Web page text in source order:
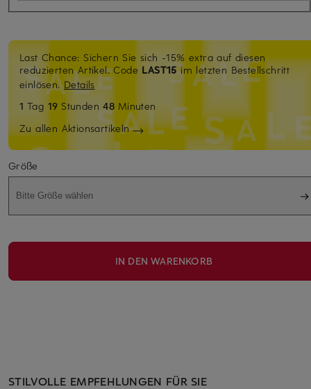
Last Chance: Sichern Sie sich -15% extra auf diesen
reduzierten Artikel. Code LAST15im letzten Bestellschritt
einlösen.Details
1 Tag 19 Stunden48 Minuten
Zu allen Aktionsartikeln
Größe
Bitte Größe wählen
IN DEN WARENKORB
STILVOLLE EMPFEHLUNGEN FÜR SIE